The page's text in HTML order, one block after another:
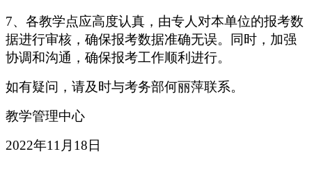
7、 各教学点应高度认真，由专人对本单位的报考数
据进行审核，确保报考数据准确无误。同时，加强
协调和沟通，确保报考工作顺利进行。
如有疑问，请及时与考务部何丽萍联系。
教学管理中心
2022年11月18日